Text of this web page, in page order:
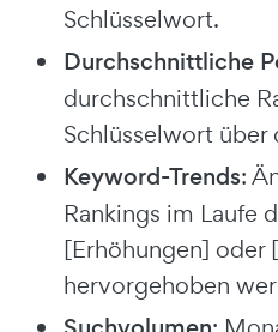
Schlüsselwort.
Durchschnittliche
durchschnittliche
Schlüsselwort über
Keyword-Trends:
Rankings im Laufe
[Erhöhungen] oder
hervorgehoben